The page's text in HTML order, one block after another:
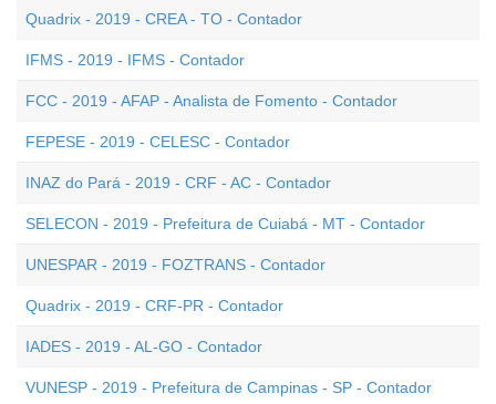
Quadrix - 2019 - CREA - TO - Contador
IFMS - 2019 - IFMS - Contador
FCC - 2019 - AFAP - Analista de Fomento - Contador
FEPESE - 2019 - CELESC - Contador
INAZ do Pará - 2019 - CRF - AC - Contador
SELECON - 2019 - Prefeitura de Cuiabá - MT - Contador
UNESPAR - 2019 - FOZTRANS - Contador
Quadrix - 2019 - CRF-PR - Contador
IADES - 2019 - AL-GO - Contador
VUNESP - 2019 - Prefeitura de Campinas - SP - Contador